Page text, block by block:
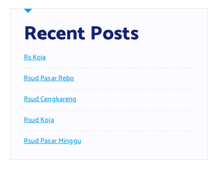
Recent Posts
Rs Koja
Rsud Pasar Rebo
Rsud Cengkareng
Rsud Koja
Rsud Pasar Minggu